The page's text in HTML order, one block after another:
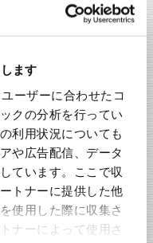
ます
ーザーに合わせたコ
クの分析を行ってい
利用状況についても
や広告配信、データ
ています。ここで収
トナーに提供した他
使用した際に収集さ
ナーによって使用さ
にリフローハンダ付